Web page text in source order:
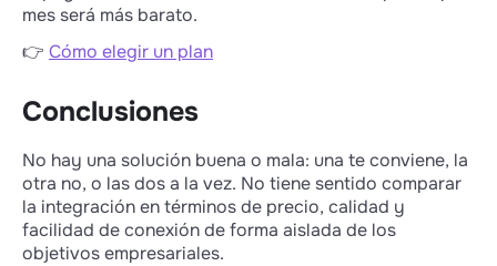
mes será más barato.
👉 Cómo elegir un plan
Conclusiones
No hay una solución buena o mala: una te conviene, la
otra no, o las dos a la vez. No tiene sentido comparar
la integración en términos de precio, calidad y
facilidad de conexión de forma aislada de los
objetivos empresariales.